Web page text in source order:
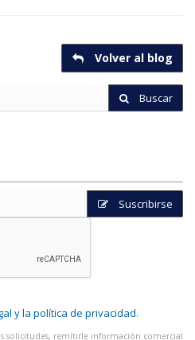
Volver al blog
Buscar
Suscribirse
y la política de privacidad.
solicitudes, remitirle información comercial